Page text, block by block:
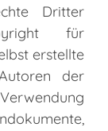
Dritter
für
erstellte
der